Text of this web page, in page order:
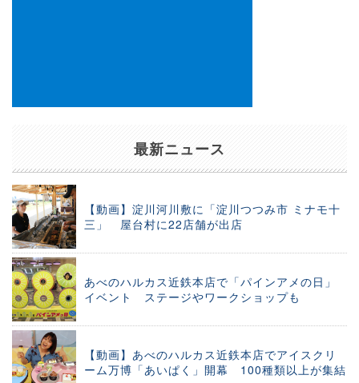
最新ニュース
【動画】淀川河川敷に「淀川つつみ市 ミナモ十
三」 屋台村に22店舗が出店
あべのハルカス近鉄本店で「パインアメの日」
イベント ステージやワークショップも
【動画】あべのハルカス近鉄本店でアイスクリ
ーム万博「あいぱく」開幕 100種類以上が集結